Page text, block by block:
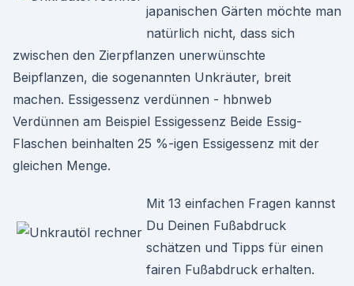
japanischen Gärten möchte man
natürlich nicht, dass sich
zwischen den Zierpflanzen unerwünschte
Beipflanzen, die sogenannten Unkräuter, breit
machen. Essigessenz verdünnen - hbnweb
Verdünnen am Beispiel Essigessenz Beide Essig-
Flaschen beinhalten 25 %-igen Essigessenz mit der
gleichen Menge.
Mit 13 einfachen Fragen kannst
Du Deinen Fußabdruck
schätzen und Tipps für einen
fairen Fußabdruck erhalten.